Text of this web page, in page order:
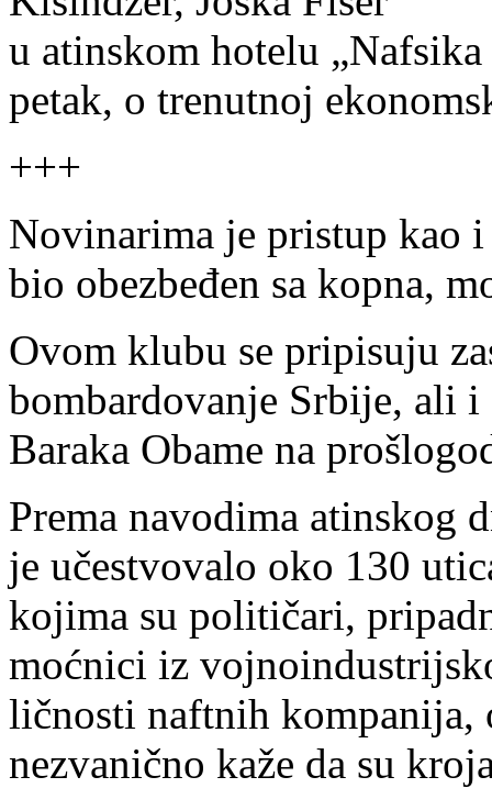
u atinskom hotelu
petak, o trenutnoj
+++
Novinarima je pristup kao
bio obezbeđen sa kopna,
Ovom klubu se pripisuju
bombardovanje Srbije, ali
Baraka Obame na
Prema navodima atinskog
je učestvovalo oko 130
kojima su političari,
moćnici iz
ličnosti naftnih kompanija,
nezvanično kaže da su